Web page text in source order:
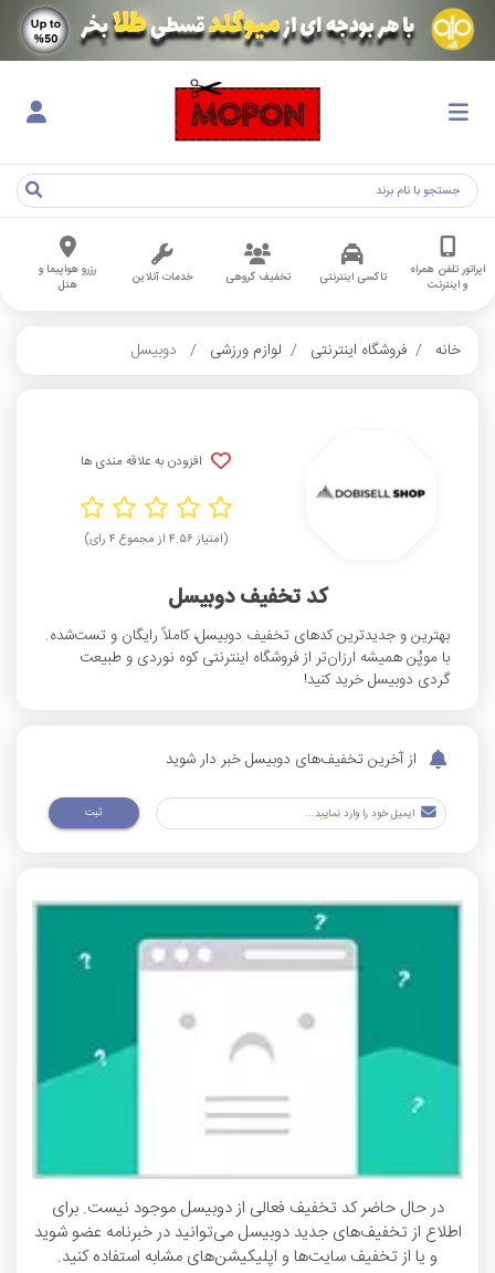
اپراتور تلفن همراه
و اینترنت
تاکسی اینترنتی تخفیف گروهی خدمات آنلاین
رزرو هواپیما و
هتل
خانه فروشگاه اینترنتی لوازم ورزشی دوبیسل
افزودن به علاقه مندی ها
(امتیاز ۴.۵۶ از مجموع ۴ رای)
کد تخفیف دوبیسل
بهترین و جدیدترین کدهای تخفیف دوبیسل، کاملاً رایگان و تست‌شده.
با موپُن همیشه ارزان‌تر از فروشگاه اینترنتی کوه نوردی و طبیعت
گردی دوبیسل خرید کنید!
از آخرین تخفیف‌های دوبیسل خبر دار شوید
ثبت
در حال حاضر کد تخفیف فعالی از دوبیسل موجود نیست. برای
اطلاع از تخفیف‌های جدید دوبیسل می‌توانید در خبرنامه عضو شوید
و یا از تخفیف سایت‌ها و اپلیکیشن‌های مشابه استفاده کنید.